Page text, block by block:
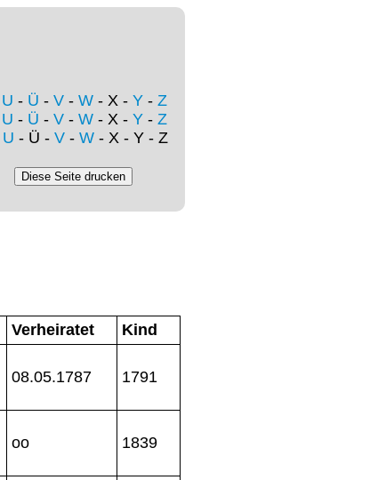
U - Ü - V - W - X - Y - Z
U - Ü - V - W - X - Y - Z
U - Ü - V- W- X - Y - Z
Verheiratet Kind
08.05.1787 1791
oo 1839